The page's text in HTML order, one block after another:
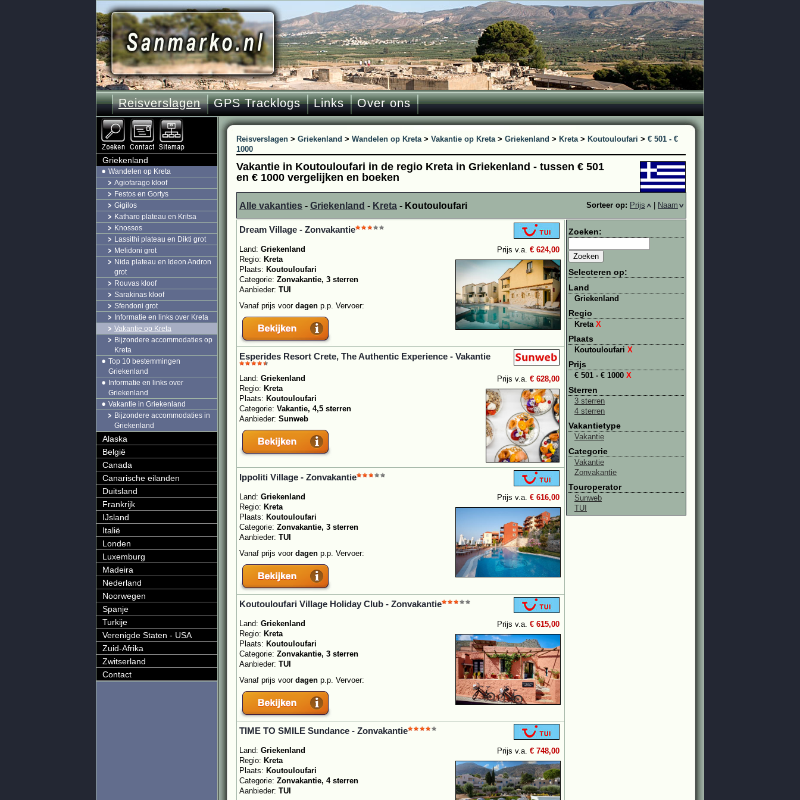
Reisverslagen GPS Tracklogs Links Over ons
Reisverslagen > Griekenland > Wandelen op Kreta> Vakantie op Kreta> Griekenland > Kreta> Koutouloufari > € 501 - €
1000
Vakantie in Koutouloufari in de regio Kreta in Griekenland - tussen € 501
en € 1000 vergelijken en boeken
Alle vakanties - Griekenland - Kreta - Koutouloufari Sorteer op: Prijs Naam
Dream Village - Zonvakantie
Prijs v.a. € 624,00
Land: Griekenland
Regio: Kreta
Plaats: Koutouloufari
Categorie: Zonvakantie, 3 sterren
Aanbieder: TUI
Vanaf prijs voor dagen p.p. Vervoer:
Esperides Resort Crete, The Authentic Experience - Vakantie
Prijs v.a. € 628,00
Land: Griekenland
Regio: Kreta
Plaats: Koutouloufari
Categorie: Vakantie, 4,5 sterren
Aanbieder: Sunweb
Ippoliti Village - Zonvakantie
Prijs v.a. € 616,00
Land: Griekenland
Regio: Kreta
Plaats: Koutouloufari
Categorie: Zonvakantie, 3 sterren
Aanbieder: TUI
Vanaf prijs voor dagen p.p. Vervoer:
Koutouloufari Village Holiday Club - Zonvakantie
Prijs v.a. € 615,00
Land: Griekenland
Regio: Kreta
Plaats: Koutouloufari
Categorie: Zonvakantie, 3 sterren
Aanbieder: TUI
Vanaf prijs voor dagen p.p. Vervoer:
TIME TO SMILE Sundance - Zonvakantie
Prijs v.a. € 748,00
Land: Griekenland
Regio: Kreta
Plaats: Koutouloufari
Categorie: Zonvakantie, 4 sterren
Aanbieder: TUI
Zoeken:
Selecteren op:
Land
Griekenland
Regio
Kreta X
Plaats
Koutouloufari X
Prijs
€ 501 - € 1000 X
Sterren
3 sterren
4 sterren
Vakantietype
Vakantie
Categorie
Vakantie
Zonvakantie
Touroperator
Sunweb
TUI
Griekenland
Wandelen op Kreta
Agiofarago kloof
Festos en Gortys
Gigilos
Katharo plateau en Kritsa
Knossos
Lassithi plateau en Dikti grot
Melidoni grot
Nida plateau en Ideon Andron
grot
Rouvas kloof
Sarakinas kloof
Sfendoni grot
Informatie en links over Kreta
Vakantie op Kreta
Bijzondere accommodaties op
Kreta
Top 10 bestemmingen
Griekenland
Informatie en links over
Griekenland
Vakantie in Griekenland
Bijzondere accommodaties in
Griekenland
Alaska
België
Canada
Canarische eilanden
Duitsland
Frankrijk
IJsland
Italië
Londen
Luxemburg
Madeira
Nederland
Noorwegen
Spanje
Turkije
Verenigde Staten - USA
Zuid-Afrika
Zwitserland
Contact